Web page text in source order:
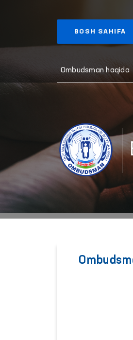
BOSH SAHIFA
Ombudsman haqida